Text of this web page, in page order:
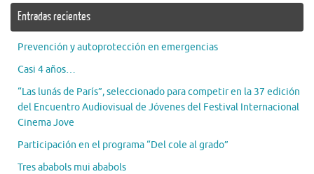
Entradas recientes
Prevención y autoprotección en emergencias
Casi 4 años…
“Las lunás de París”, seleccionado para competir en la 37 edición
del Encuentro Audiovisual de Jóvenes del Festival Internacional
Cinema Jove
Participación en el programa “Del cole al grado”
Tres ababols mui ababols